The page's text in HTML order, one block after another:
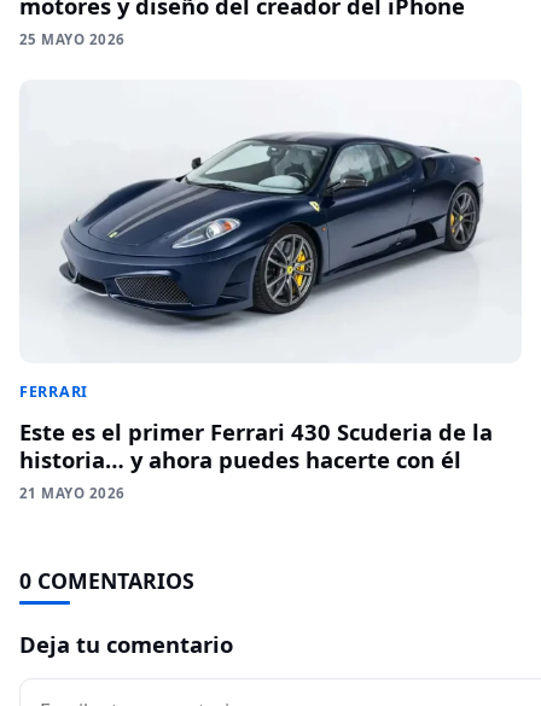
25 MAYO 2026
FERRARI
Este es el primer Ferrari 430 Scuderia de la
historia… y ahora puedes hacerte con él
21 MAYO 2026
0 COMENTARIOS
Deja tu comentario
Comentario